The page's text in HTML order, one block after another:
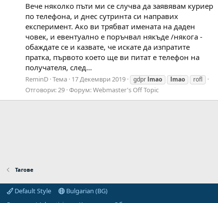
Вече няколко пъти ми се случва да заявявам куриер
по телефона, и днес сутринта си направих
експеримент. Ако ви трябват имената на даден
човек, и евентуално е поръчвал някъде /някога -
обаждате се и казвате, че искате да изпратите
пратка, първото което ще ви питат е телефон на
получателя, след...
ReminD Тема 17 Декември 2019 gdpr lmao lmao rofl
Отговори: 29 Форум:Webmaster's Off Topic
Тагове
Default Style
Bulgarian (BG)